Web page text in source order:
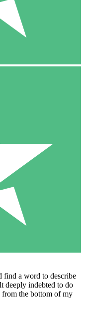
find a word to describe
deeply indebted to do
from the bottom of my